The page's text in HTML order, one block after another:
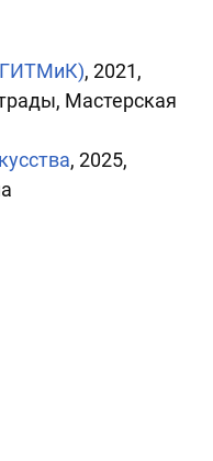
, 2021,
Мастерская
, 2025,